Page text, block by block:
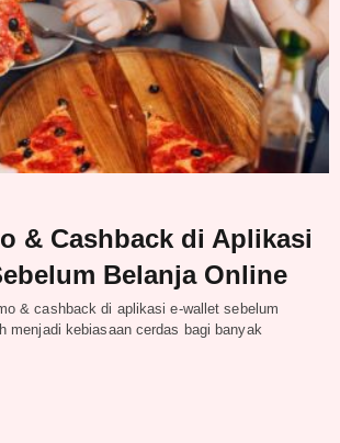
& Cashback di Aplikasi
Belanja Online
& cashback di aplikasi e-wallet sebelum
menjadi kebiasaan cerdas bagi banyak